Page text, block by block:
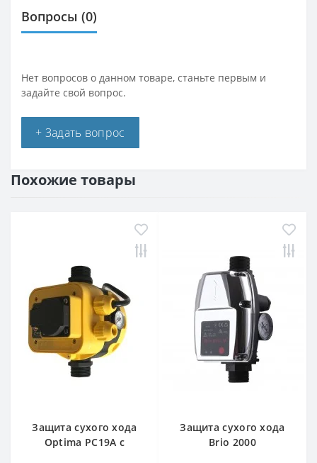
Вопросы (0)
Нет вопросов о данном товаре, станьте первым и
задайте свой вопрос.
+ Задать вопрос
Похожие товары
Защита сухого хода
Optima PC19A c
Защита сухого хода
Brio 2000